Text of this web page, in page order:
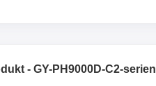
- GY-PH9000D-C2-serien